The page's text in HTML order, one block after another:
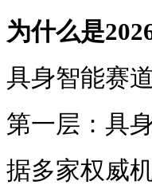
为什么是
具身智能赛
第一层：具
据多家权威